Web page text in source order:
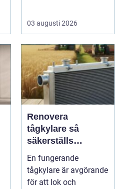
03 augusti 2026
Renovera
tågkylare så
säkerställs
driftsäkra lok och
tågsystem
En fungerande
tågkylare är avgörande
för att lok och